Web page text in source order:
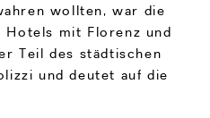
wollten, war die
Hotels mit Florenz und
Teil des städtischen
und deutet auf die